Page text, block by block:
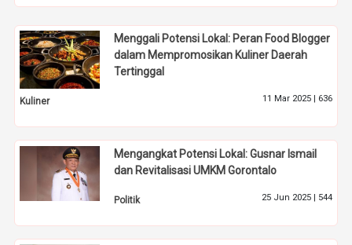
Menggali Potensi Lokal: Peran Food Blogger
dalam Mempromosikan Kuliner Daerah
Tertinggal
Kuliner 11 Mar 2025 | 636
Mengangkat Potensi Lokal: Gusnar Ismail
dan Revitalisasi UMKM Gorontalo
Politik 25 Jun 2025 | 544